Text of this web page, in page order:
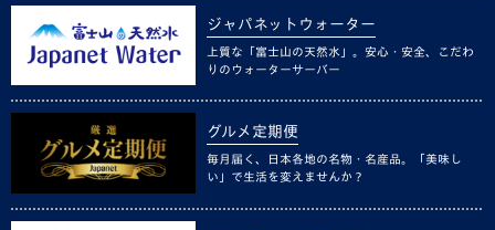
ジャパネットウォーター
上質な「富士山の天然水」。安心・安全、こだわ
りのウォーターサーバー
グルメ定期便
毎月届く、日本各地の名物・名産品。「美味し
い」で生活を変えませんか？